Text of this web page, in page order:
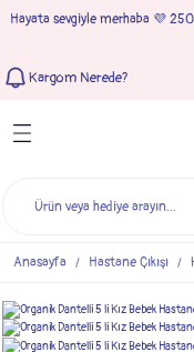
Hayata sevgiyle merhaba 💜
Kargom Nerede?
Anasayfa Hastane Çıkışı